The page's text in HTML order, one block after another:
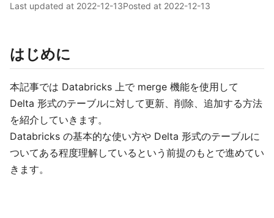
Last updated at 2022-12-13Posted at 2022-12-13
はじめに
本記事では Databricks 上で merge 機能を使用して
Delta 形式のテーブルに対して更新、削除、追加する方法
を紹介していきます。
Databricks の基本的な使い方や Delta 形式のテーブルに
ついてある程度理解しているという前提のもとで進めてい
きます。